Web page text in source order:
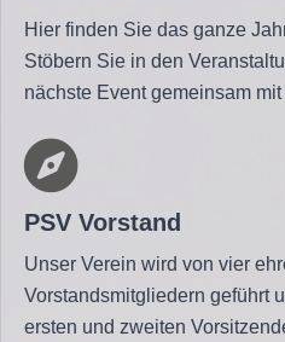
Hier finden Sie das ganze
Stöbern Sie in den
nächste Event gemeinsam mit
PSV Vorstand
Unser Verein wird von vier
Vorstandsmitgliedern geführt
ersten und zweiten